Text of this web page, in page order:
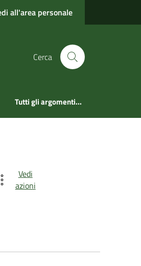
all'area personale
Cerca
Tutti gli argomenti...
Vedi
azioni